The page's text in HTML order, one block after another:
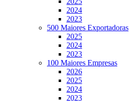
2024
2023
500 Maiores Exportadoras
2025
2024
2023
100 Maiores Empresas
2026
2025
2024
2023